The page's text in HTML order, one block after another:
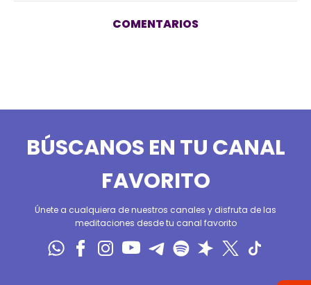
COMENTARIOS
BÚSCANOS EN TU CANAL
FAVORITO
Únete a cualquiera de nuestros canales y disfruta de las
meditaciones desde tu canal favorito